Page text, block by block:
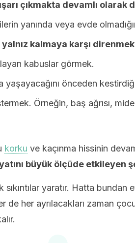
çıkmakta devamlı olarak
yanında veya evde
kalmaya karşı
kabuslar görmek.
yaşayacağını önceden
Örneğin, baş ağrısı, mide
korku ve kaçınma hissinin
büyük ölçüde etkileyen
yaratır. Hatta bundan
her ayrılacakları zaman